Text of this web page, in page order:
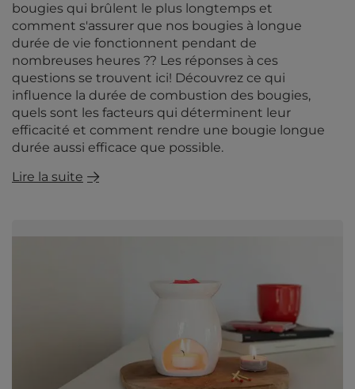
bougies qui brûlent le plus longtemps et
comment s'assurer que nos bougies à longue
durée de vie fonctionnent pendant de
nombreuses heures ?? Les réponses à ces
questions se trouvent ici! Découvrez ce qui
influence la durée de combustion des bougies,
quels sont les facteurs qui déterminent leur
efficacité et comment rendre une bougie longue
durée aussi efficace que possible.
Lire la suite